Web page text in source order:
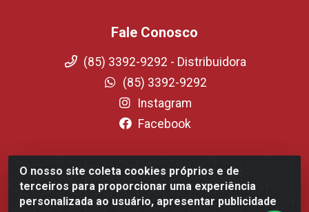
O nosso site coleta cookies próprios e de
terceiros para proporcionar uma experiência
personalizada ao usuário, apresentar publicidade
Fale Conosco
(85) 3392-9292 - Distribuidora
(85) 3392-9292
Instagram
Facebook
Fortali Distribuidora de Alimentos LTDA - Avenida
Tomaz Coelho, 1268 - Messejana, Fortaleza/CE - CEP
60.863-254- CNPJ 09.317.318.0001-75